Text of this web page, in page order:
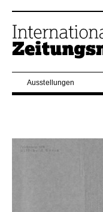
Ausstellungen